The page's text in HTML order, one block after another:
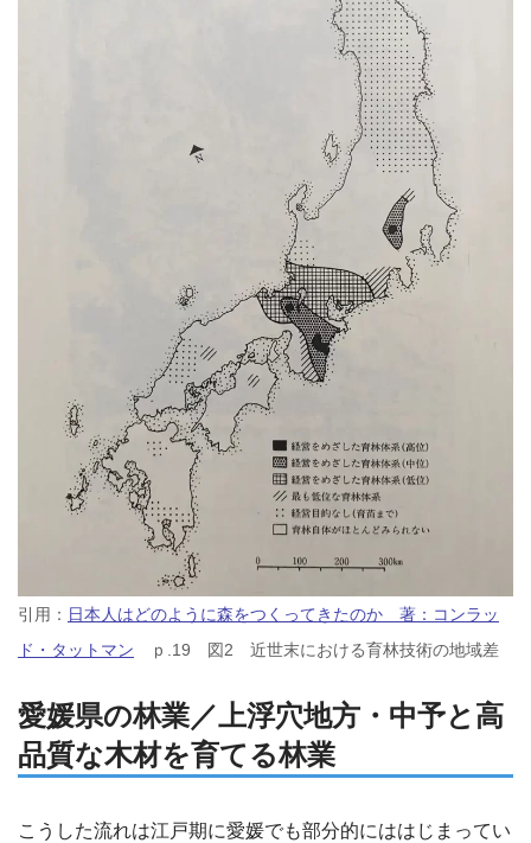
引用： 日本人はどのように森をつくってきたのか 著：コンラッ
ド・タットマン ｐ.19 図2 近世末における育林技術の地域差
愛媛県の林業／上浮穴地方・中予と高
品質な木材を育てる林業
こうした流れは江戸期に愛媛でも部分的にははじまってい